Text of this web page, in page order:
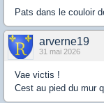
Pats dans le couloir
arverne19
31 mai 2026
Vae victis !
Cest au pied du mur